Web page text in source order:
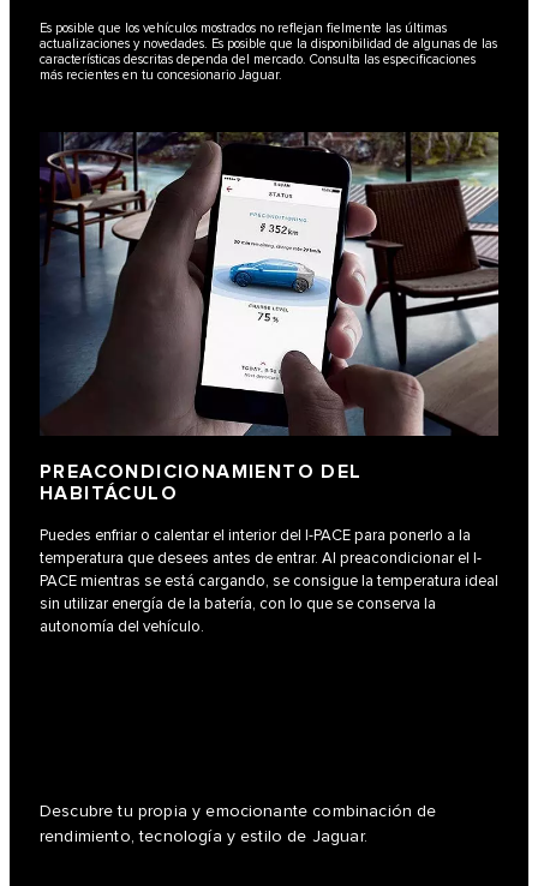
Es posible que los vehículos mostrados no reflejan fielmente las últimas
actualizaciones y novedades. Es posible que la disponibilidad de algunas de las
características descritas dependa del mercado. Consulta las especificaciones
más recientes en tu concesionario Jaguar.
PREACONDICIONAMIENTO DEL
HABITÁCULO
Puedes enfriar o calentar el interior del I-PACE para ponerlo a la
temperatura que desees antes de entrar. Al preacondicionar el I-
PACE mientras se está cargando, se consigue la temperatura ideal
sin utilizar energía de la batería, con lo que se conserva la
autonomía del vehículo.
Descubre tu propia y emocionante combinación de
rendimiento, tecnología y estilo de Jaguar.